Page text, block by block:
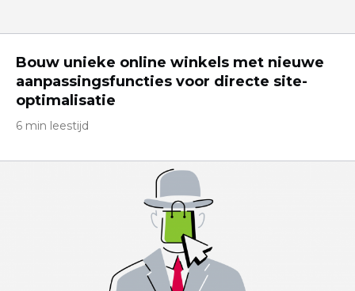
Bouw unieke online winkels met nieuwe
aanpassingsfuncties voor directe site-
optimalisatie
6 min leestijd